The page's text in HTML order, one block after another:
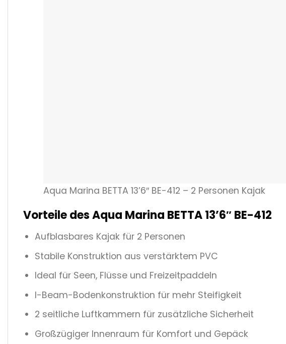
Aqua Marina BETTA 13’6″ BE-412 – 2 Personen Kajak
Vorteile des Aqua Marina BETTA 13’6″ BE-412
Aufblasbares Kajak für 2 Personen
Stabile Konstruktion aus verstärktem PVC
Ideal für Seen, Flüsse und Freizeitpaddeln
I-Beam-Bodenkonstruktion für mehr Steifigkeit
2 seitliche Luftkammern für zusätzliche Sicherheit
Großzügiger Innenraum für Komfort und Gepäck